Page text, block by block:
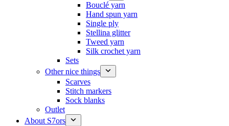
Bouclé yarn
Hand spun yarn
Single ply
Stellina glitter
Tweed yarn
Silk crochet yarn
Sets
Other nice things
Scarves
Stitch markers
Sock blanks
Outlet
About S7ors